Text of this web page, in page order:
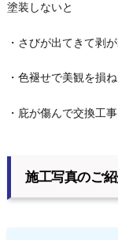
塗装しないと
・さびが出てきて剥
・色褪せで美観を損
・庇が傷んで交換工
施工写真のご紹